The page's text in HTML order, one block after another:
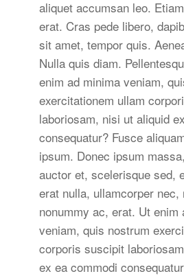
aliquet accumsan leo.
erat. Cras pede libero,
sit amet, tempor quis.
Nulla quis diam.
enim ad minima veniam,
exercitationem ullam
laboriosam, nisi ut aliquid
consequatur? Fusce
ipsum. Donec ipsum
auctor et, scelerisque sed,
erat nulla, ullamcorper nec,
nonummy ac, erat. Ut enim
veniam, quis nostrum
corporis suscipit
ex ea commodi